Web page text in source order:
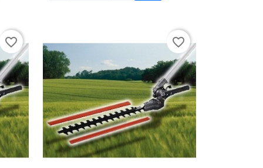
au panier Ajouter au panier
favorite_border favorite_border